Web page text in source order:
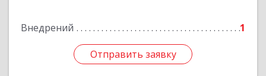
Внедрений 1
Отправить заявку
Отправить заявку